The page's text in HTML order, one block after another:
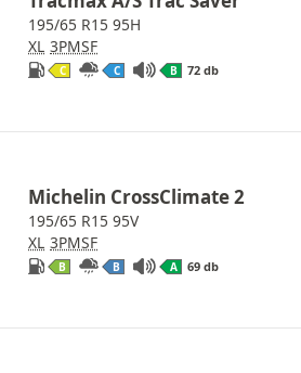
195/65 R15 95H
XL 3PMSF
C C B 72 db
Michelin CrossClimate 2
195/65 R15 95V
XL 3PMSF
B B A 69 db